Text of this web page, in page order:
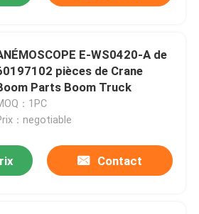
E-WS0420-A de
pièces de Crane
Parts Boom Truck
：1PC
：negotiable
Contact